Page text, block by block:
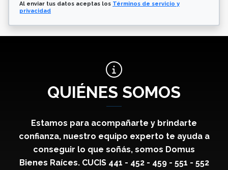
Al enviar tus datos aceptas los Términos de servicio y
privacidad
QUIÉNES SOMOS
Estamos para acompañarte y brindarte
confianza, nuestro equipo experto te ayuda a
conseguir lo que soñás, somos Domus
Bienes Raíces. CUCIS 441 - 452 - 459 - 551 - 552